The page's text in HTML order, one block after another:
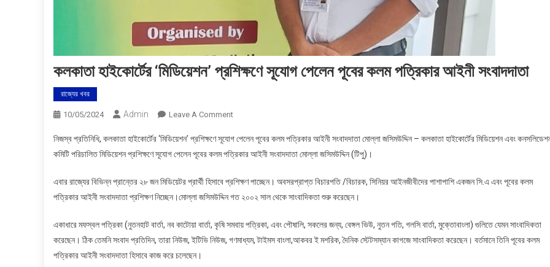
কলকাতা হাইকোর্টের ‘মিডিয়েশন’ প্রশিক্ষণে সূযোগ পেলেন পূবের কলম পত্রিকার আইনী সংবাদদাতা
রাজ্যের খবর
10/05/2024 Admin Leave A CommentOn
হাইকোর্টের
‘মিডিয়েশন’
সূযোগ
পেলেন
কলম
পত্রিকার
নিজস্ব প্রতিনিধি, কলকাতা হাইকোর্টের ‘মিডিয়েশন’ প্রশিক্ষণে সূযোগ পেলেন পূবের কলম পত্রিকার আইনী সংবাদদাতা মোল্লা জসিমউদ্দিন – কলকাতা হাইকোর্টের মিডিয়েশন এবং
কমিটি পরিচালিত মিডিয়েশন প্রশিক্ষণে সূযোগ পেলেন পূবের কলম পত্রিকার আইনী সংবাদদাতা মোল্লা জসিমউদ্দিন (টিপু)।
এবার রাজ্যের বিভিন্ন প্রান্তের ২৮ জন মিডিয়েটর প্রার্থী হিসাবে প্রশিক্ষণ পাচ্ছেন। অবসরপ্রাপ্ত বিচারপতি /বিচারক, সিনিয়র আইনজীবীদের পাশাপাশি একজন সি.এ এবং পূবের কলম
পত্রিকার আইনী সংবাদদাতা প্রশিক্ষণ নিচ্ছেন।মোল্লা জসিমউদ্দিন গত ২০০২ সাল থেকে সাংবাদিকতা শুরু করেছেন।
একাধারে মফস্বল পত্রিকা (নুতনহাট বার্তা, নব কাটোয়া বার্তা, কৃষি সমবায় পত্রিকা, এবং পৌষালি, সকলের জন্য, বেঙ্গল ভিউ, নুতন গতি, গলসি বার্তা, মুক্তোবাংলা) গুলিতে যেমন সাংবাদিকতা
করেছেন। ঠিক তেমনি সংবাদ প্রতিদিন, তারা নিউজ, ইটিভি নিউজ, গণমাধ্যম, টাইমস বাংলা,আকবর ই মশরিক, দৈনিক স্টেটসম্যান কাগজে সাংবাদিকতা করেছেন। বর্তমানে তিনি পূবের কলম
পত্রিকার আইনী সংবাদদাতা হিসাবে কাজ করে চলেছেন।